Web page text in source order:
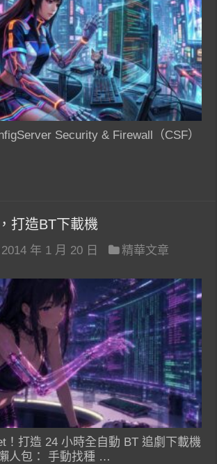
Security & Firewall（CSF）
打造BT下載機
2014 年 1 月 20 日
精華文章
！打造 24 小時全自動 BT 追劇下載機
人包： 手動找種 …